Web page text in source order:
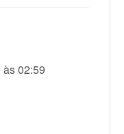
02:59